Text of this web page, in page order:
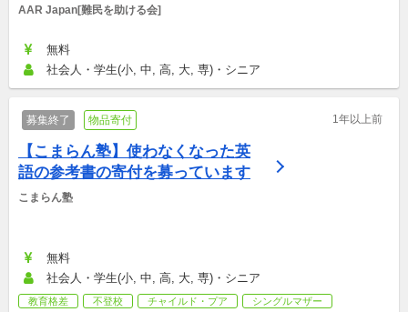
AAR Japan[難民を助ける会]
無料
社会人・学生(小, 中, 高, 大, 専)・シニア
募集終了 物品寄付 1年以上前
【こまらん塾】使わなくなった英
語の参考書の寄付を募っています
こまらん塾
無料
社会人・学生(小, 中, 高, 大, 専)・シニア
教育格差 不登校 チャイルド・プア
シングルマザー